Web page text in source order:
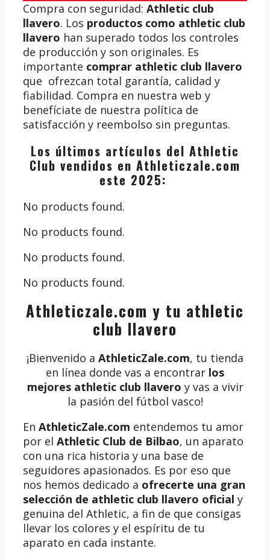
Compra con seguridad: Athletic club
llavero. Los productos como athletic club
llavero han superado todos los controles
de producción y son originales. Es
importante comprar athletic club llavero
que ofrezcan total garantía, calidad y
fiabilidad. Compra en nuestra web y
benefíciate de nuestra política de
satisfacción y reembolso sin preguntas.
Los últimos artículos del Athletic
Club vendidos en Athleticzale.com
este 2025:
No products found.
No products found.
No products found.
No products found.
Athleticzale.com y tu athletic
club llavero
¡Bienvenido a AthleticZale.com, tu tienda
en línea donde vas a encontrar los
mejores athletic club llavero y vas a vivir
la pasión del fútbol vasco!
En AthleticZale.com entendemos tu amor
por el Athletic Club de Bilbao, un aparato
con una rica historia y una base de
seguidores apasionados. Es por eso que
nos hemos dedicado a ofrecerte una gran
selección de athletic club llavero oficial y
genuina del Athletic, a fin de que consigas
llevar los colores y el espíritu de tu
aparato en cada instante.